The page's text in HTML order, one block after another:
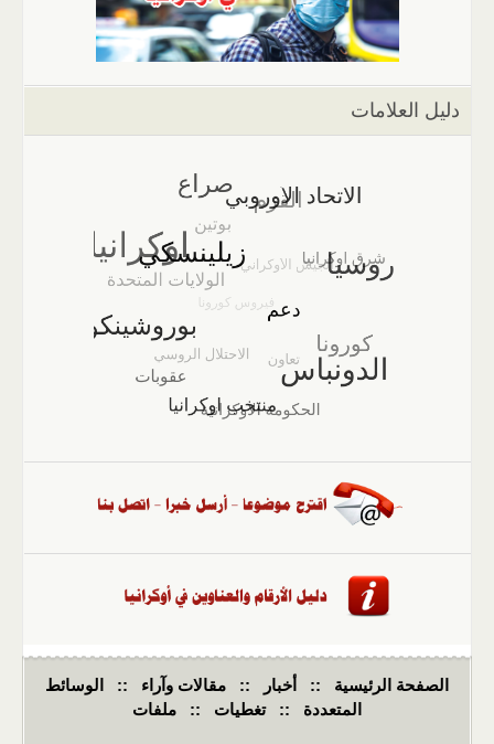
دليل العلامات
الصفحة الرئيسية :: أخبار :: مقالات وآراء ::
الوسائط
المتعددة
:: تغطيات :: ملفات